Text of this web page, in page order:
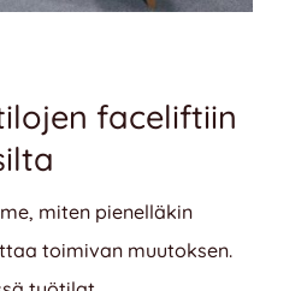
faceliftiin
miten pienelläkin
toimivan muutoksen.